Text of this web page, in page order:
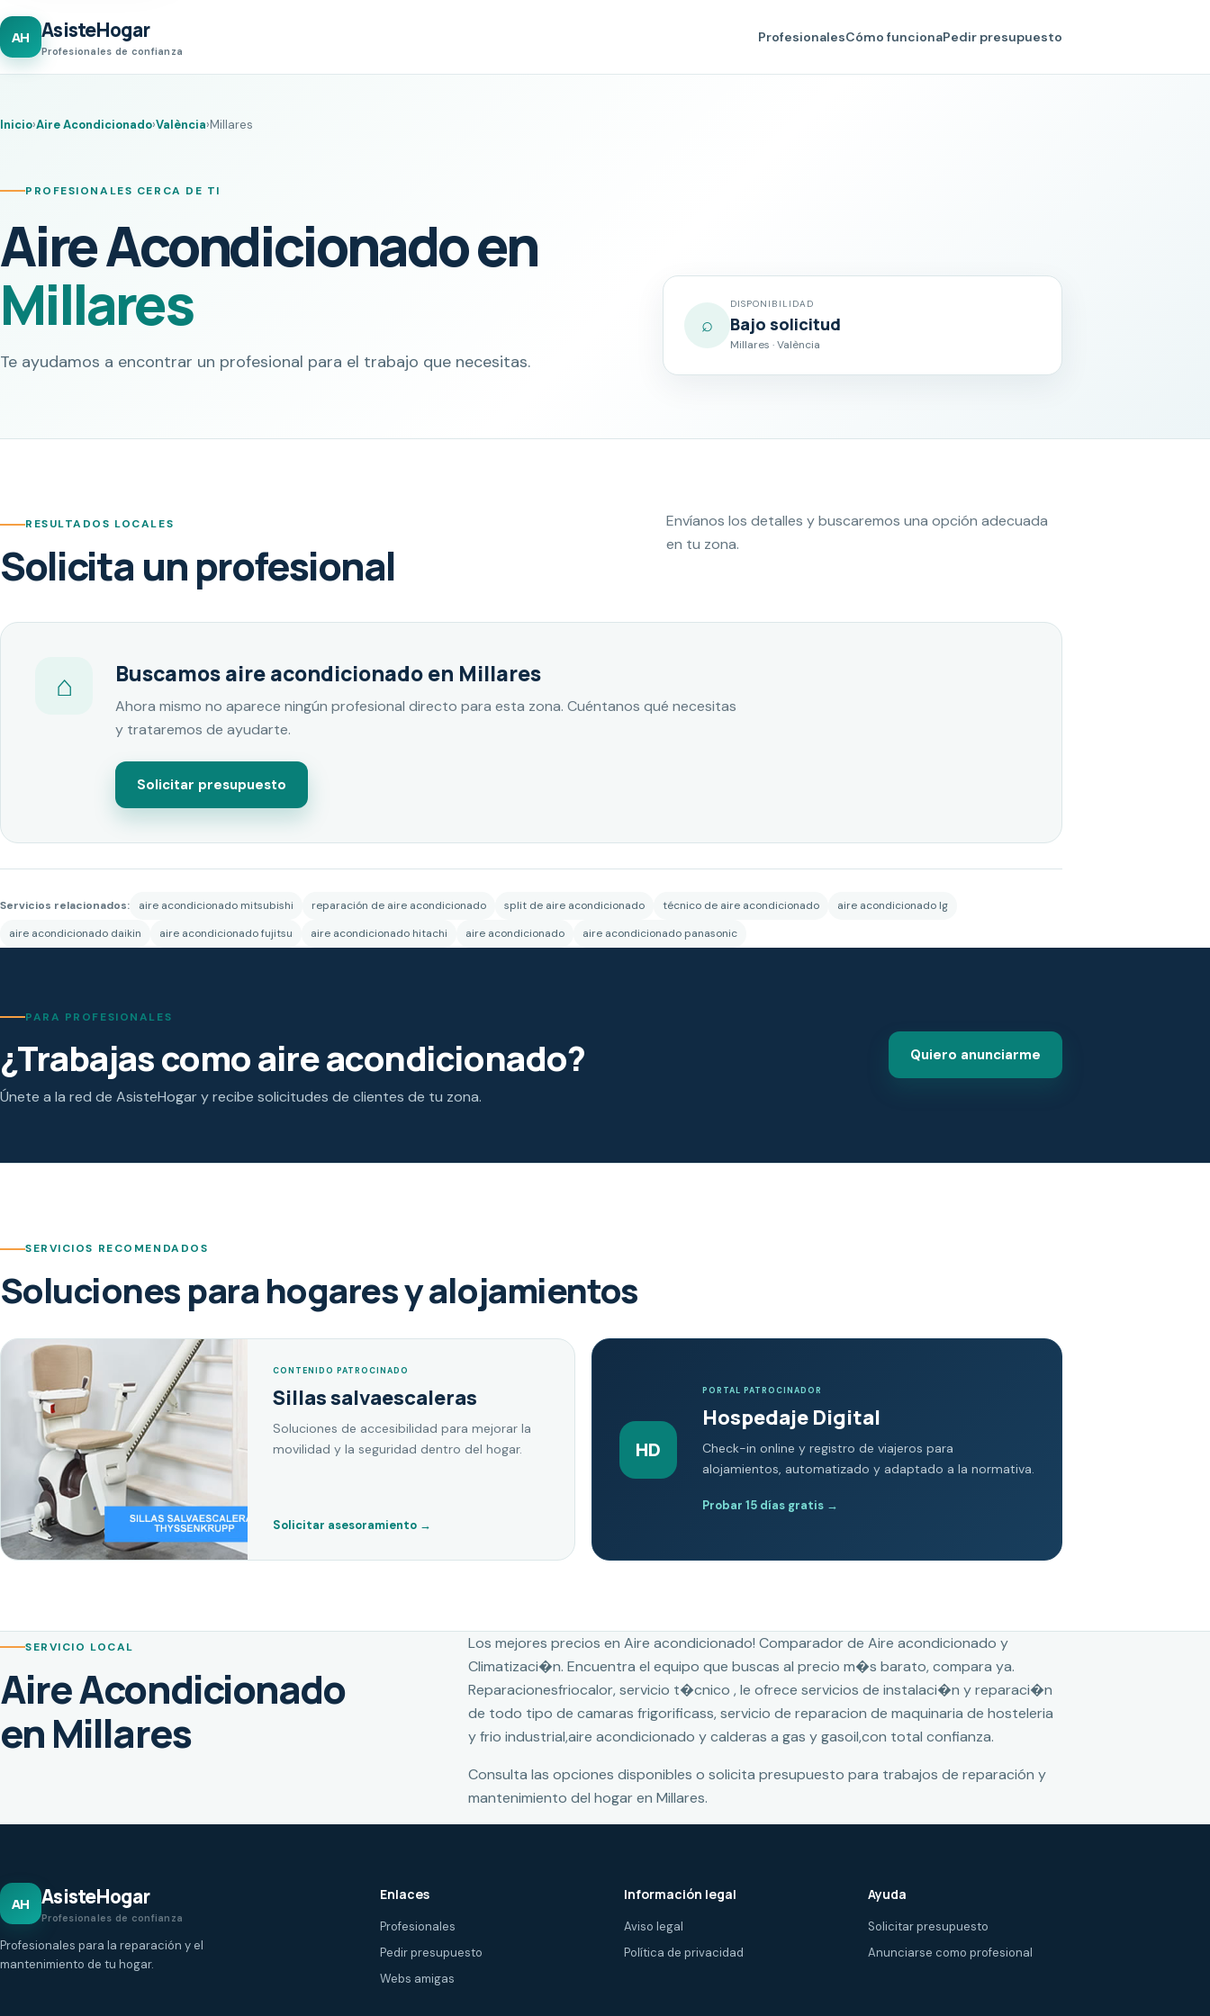
AH AsisteHogar
Profesionales de confianza
ProfesionalesCómo funcionaPedir presupuesto
Inicio›Aire Acondicionado›València›Millares
PROFESIONALES CERCA DE TI
Aire Acondicionado en
Millares
Te ayudamos a encontrar un profesional para el trabajo que necesitas.
⌕
DISPONIBILIDAD
Bajo solicitud
Millares · València
RESULTADOS LOCALES
Solicita un profesional
Envíanos los detalles y buscaremos una opción adecuada
en tu zona.
⌂ Buscamos aire acondicionado en Millares
Ahora mismo no aparece ningún profesional directo para esta zona. Cuéntanos qué necesitas
y trataremos de ayudarte.
Solicitar presupuesto
Servicios relacionados: aire acondicionado mitsubishi reparación de aire acondicionado split de aire acondicionado técnico de aire acondicionado
aire acondicionado lg
aire acondicionado daikin
aire acondicionado fujitsu aire acondicionado hitachi aire acondicionado aire acondicionado panasonic
PARA PROFESIONALES
¿Trabajas como aire acondicionado?
Únete a la red de AsisteHogar y recibe solicitudes de clientes de tu zona.
Quiero anunciarme
SERVICIOS RECOMENDADOS
Soluciones para hogares y alojamientos
CONTENIDO PATROCINADO
Sillas salvaescaleras
Soluciones de accesibilidad para mejorar la
movilidad y la seguridad dentro del hogar.
Solicitar asesoramiento →
HD
PORTAL PATROCINADOR
Hospedaje Digital
Check-in online y registro de viajeros para
alojamientos, automatizado y adaptado a la normativa.
Probar 15 días gratis →
SERVICIO LOCAL
Aire Acondicionado
en Millares
Los mejores precios en Aire acondicionado! Comparador de Aire acondicionado y
Climatizaci�n. Encuentra el equipo que buscas al precio m�s barato, compara ya.
Reparacionesfriocalor, servicio t�cnico , le ofrece servicios de instalaci�n y reparaci�n
de todo tipo de camaras frigorificass, servicio de reparacion de maquinaria de hosteleria
y frio industrial,aire acondicionado y calderas a gas y gasoil,con total confianza.
Consulta las opciones disponibles o solicita presupuesto para trabajos de reparación y
mantenimiento del hogar en Millares.
AH AsisteHogar
Profesionales de confianza
Profesionales para la reparación y el
mantenimiento de tu hogar.
Enlaces
Profesionales
Pedir presupuesto
Webs amigas
Información legal
Aviso legal
Política de privacidad
Ayuda
Solicitar presupuesto
Anunciarse como profesional